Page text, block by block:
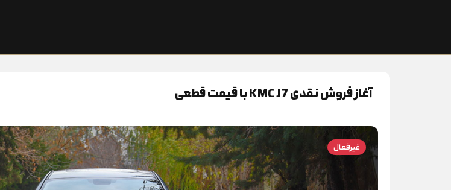
آغاز فروش نقدی KMC J7 با قیمت قطعی
غیرفعال